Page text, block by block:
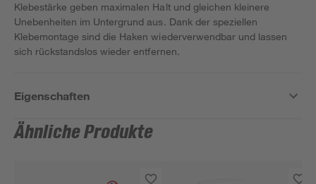
Klebestärke geben maximalen Halt und gleichen kleinere
Unebenheiten im Untergrund aus. Dank der speziellen
Klebemontage sind die Haken wiederverwendbar und lassen
sich rückstandslos wieder entfernen.
Eigenschaften
Ähnliche Produkte